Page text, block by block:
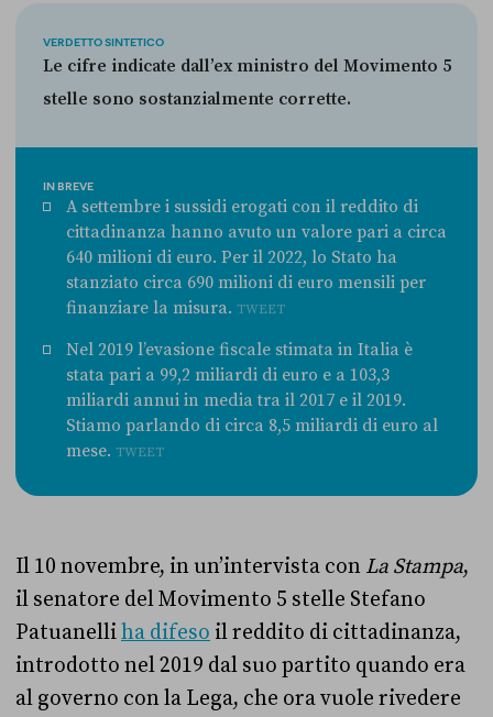
VERDETTO SINTETICO
Le cifre indicate dall’ex ministro del Movimento 5
stelle sono sostanzialmente corrette.
IN BREVE
A settembre i sussidi erogati con il reddito di
cittadinanza hanno avuto un valore pari a circa
640 milioni di euro. Per il 2022, lo Stato ha
stanziato circa 690 milioni di euro mensili per
finanziare la misura. TWEET
Nel 2019 l’evasione fiscale stimata in Italia è
stata pari a 99,2 miliardi di euro e a 103,3
miliardi annui in media tra il 2017 e il 2019.
Stiamo parlando di circa 8,5 miliardi di euro al
mese. TWEET
Il 10 novembre, in un’intervista con La Stampa,
il senatore del Movimento 5 stelle Stefano
Patuanelliha difeso il reddito di cittadinanza,
introdotto nel 2019 dal suo partito quando era
al governo con la Lega, che ora vuole rivedere